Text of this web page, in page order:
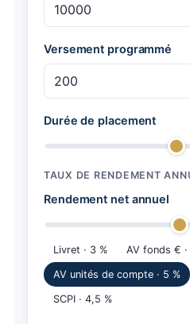
Versement programmé
Durée de placement
TAUX DE RENDEMENT
Rendement net annuel
Livret · 3 % AV fonds € ·
AV unités de compte · 5 %
SCPI · 4,5 %